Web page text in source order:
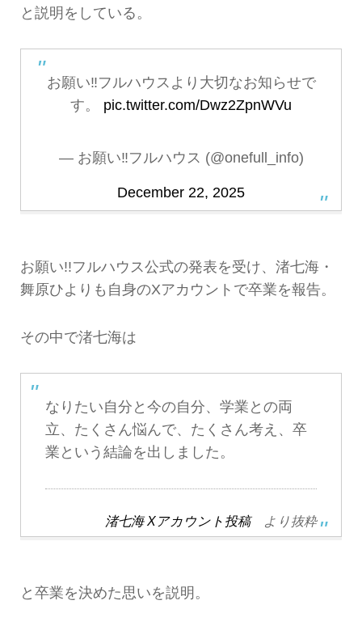
と説明をしている。
お願い‼︎フルハウスより大切なお知らせで
す。 pic.twitter.com/Dwz2ZpnWVu
— お願い‼︎フルハウス (@onefull_info)
December 22, 2025
お願い!!フルハウス公式の発表を受け、渚七海・
舞原ひよりも自身のXアカウントで卒業を報告。
その中で渚七海は
なりたい自分と今の自分、学業との両
立、たくさん悩んで、たくさん考え、卒
業という結論を出しました。
渚七海 Xアカウント投稿より抜粋
と卒業を決めた思いを説明。